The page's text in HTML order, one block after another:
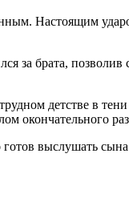
Настоящим
за брата, позволив
детстве в
окончательного
готов выслушать